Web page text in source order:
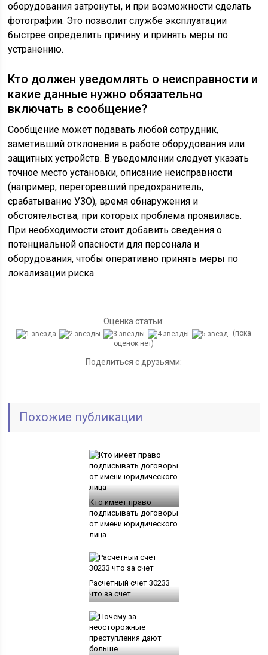
оборудования затронуты, и при возможности сделать
фотографии. Это позволит службе эксплуатации
быстрее определить причину и принять меры по
устранению.
Кто должен уведомлять о неисправности и
какие данные нужно обязательно
включать в сообщение?
Сообщение может подавать любой сотрудник,
заметивший отклонения в работе оборудования или
защитных устройств. В уведомлении следует указать
точное место установки, описание неисправности
(например, перегоревший предохранитель,
срабатывание УЗО), время обнаружения и
обстоятельства, при которых проблема проявилась.
При необходимости стоит добавить сведения о
потенциальной опасности для персонала и
оборудования, чтобы оперативно принять меры по
локализации риска.
Оценка статьи:
(пока
оценок нет)
Поделиться с друзьями:
Похожие публикации
Кто имеет право
подписывать договоры
от имени юридического
лица
Расчетный счет 30233
что за счет